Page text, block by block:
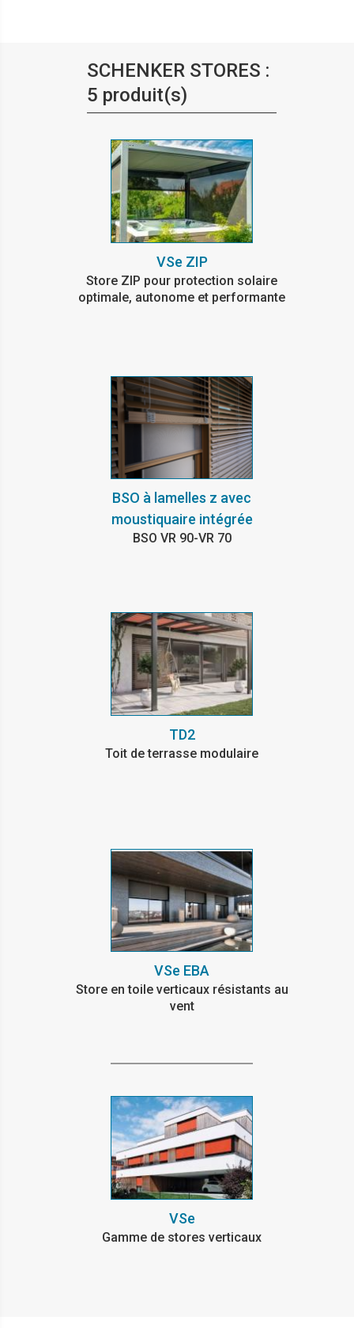
SCHENKER STORES :
5 produit(s)
VSe ZIP
Store ZIP pour protection solaire
optimale, autonome et performante
BSO à lamelles z avec
moustiquaire intégrée
BSO VR 90-VR 70
TD2
Toit de terrasse modulaire
VSe EBA
Store en toile verticaux résistants au
vent
VSe
Gamme de stores verticaux